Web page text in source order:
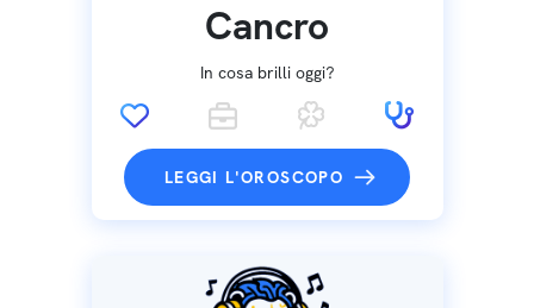
Cancro
In cosa brilli oggi?
LEGGI L'OROSCOPO